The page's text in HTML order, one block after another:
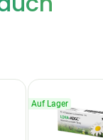
Auf Lager